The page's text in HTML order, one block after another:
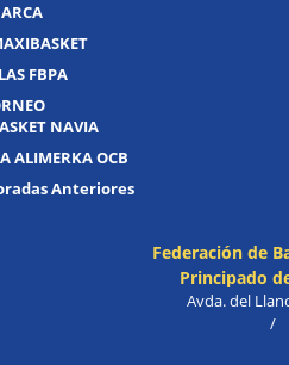
FBPA
NAVIA
ALIMERKA OCB
Anteriores
Federación de
Principado
Avda. del
/